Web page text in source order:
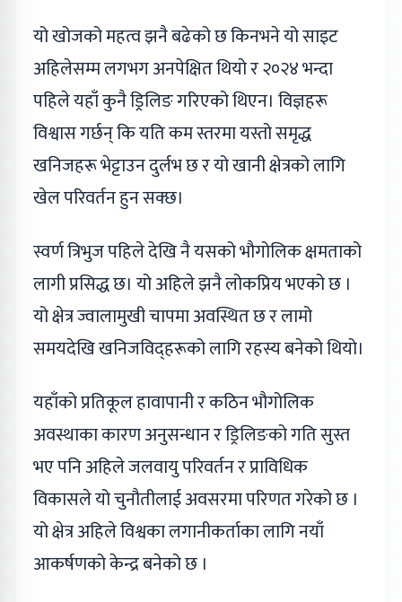
यो खोजको महत्व झनै बढेको छ किनभने यो साइट
अहिलेसम्म लगभग अनपेक्षित थियो र २०२४ भन्दा
पहिले यहाँ कुनै ड्रिलिङ गरिएको थिएन। विज्ञहरू
विश्वास गर्छन् कि यति कम स्तरमा यस्तो समृद्ध
खनिजहरू भेट्टाउन दुर्लभ छ र यो खानी क्षेत्रको लागि
खेल परिवर्तन हुन सक्छ।
स्वर्ण त्रिभुज पहिले देखि नै यसको भौगोलिक क्षमताको
लागी प्रसिद्ध छ। यो अहिले झनै लोकप्रिय भएको छ ।
यो क्षेत्र ज्वालामुखी चापमा अवस्थित छ र लामो
समयदेखि खनिजविद्हरूको लागि रहस्य बनेको थियो।
यहाँको प्रतिकूल हावापानी र कठिन भौगोलिक
अवस्थाका कारण अनुसन्धान र ड्रिलिङको गति सुस्त
भए पनि अहिले जलवायु परिवर्तन र प्राविधिक
विकासले यो चुनौतीलाई अवसरमा परिणत गरेको छ ।
यो क्षेत्र अहिले विश्वका लगानीकर्ताका लागि नयाँ
आकर्षणको केन्द्र बनेको छ ।